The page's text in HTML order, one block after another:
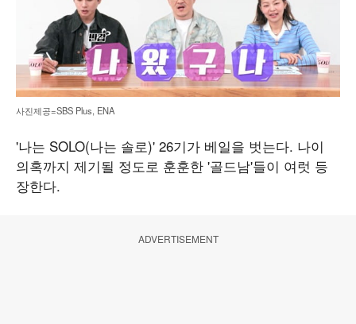
사진제공=SBS Plus, ENA
'나는 SOLO(나는 솔로)' 26기가 베일을 벗는다. 나이
의혹까지 제기될 정도로 훈훈한 '골드남'들이 여럿 등
장한다.
ADVERTISEMENT